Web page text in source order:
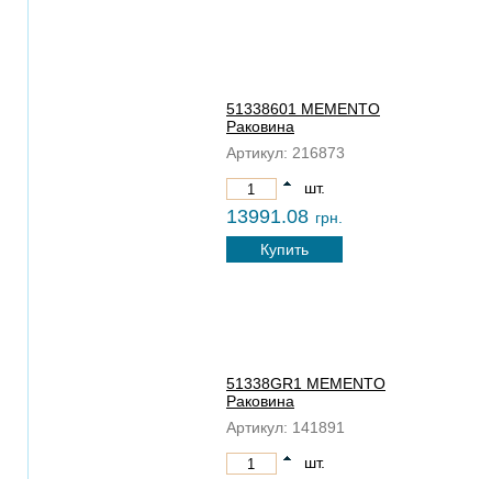
51338601 MEMENTO
Раковина
Артикул: 216873
шт.
13991.08 грн.
Купить
51338GR1 MEMENTO
Раковина
Артикул: 141891
шт.